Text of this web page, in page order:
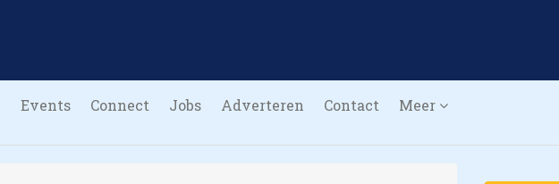
Events Connect Jobs Adverteren Contact Meer